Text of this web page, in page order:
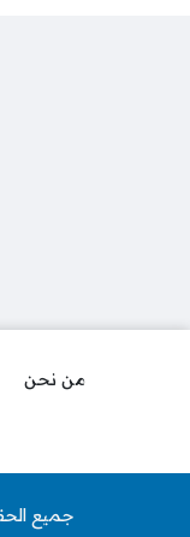
من نحن
جميع